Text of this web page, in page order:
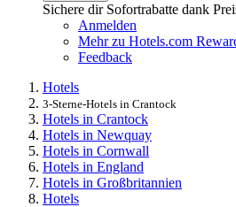
Sichere dir Sofortrabatte dank
Anmelden
Mehr zu Hotels.com
Feedback
Hotels
3-Sterne-Hotels in Crantock
Hotels in Crantock
Hotels in Newquay
Hotels in Cornwall
Hotels in England
Hotels in Großbritannien
Hotels